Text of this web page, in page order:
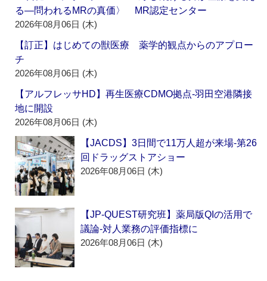
る―問われるMRの真価〉 MR認定センター
2026年08月06日 (木)
【訂正】はじめての獣医療 薬学的観点からのアプロー
チ
2026年08月06日 (木)
【アルフレッサHD】再生医療CDMO拠点‐羽田空港隣接
地に開設
2026年08月06日 (木)
【JACDS】3日間で11万人超が来場‐第26
回ドラッグストアショー
2026年08月06日 (木)
【JP-QUEST研究班】薬局版QIの活用で
議論‐対人業務の評価指標に
2026年08月06日 (木)